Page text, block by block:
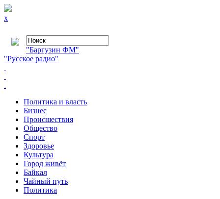
x
"Баргузин ФМ"
"Русское радио"
Политика и власть
Бизнес
Происшествия
Общество
Cпорт
Здоровье
Культура
Город живёт
Байкал
Чайный путь
Политика